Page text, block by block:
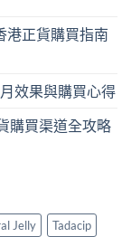
港正貨購買指南
效果與購買心得
購買渠道全攻略
Jelly
Tadacip